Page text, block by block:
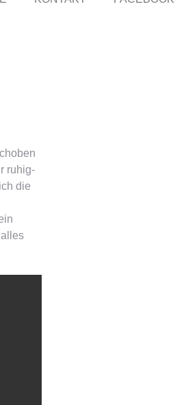
ruhig-
die